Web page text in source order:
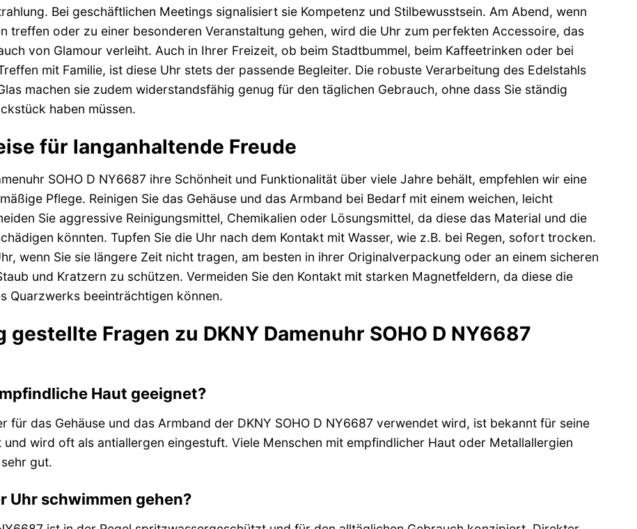
Bei geschäftlichen Meetings signalisiert sie Kompetenz und Stilbewusstsein. Am Abend, wenn
treffen oder zu einer besonderen Veranstaltung gehen, wird die Uhr zum perfekten Accessoire, das
von Glamour verleiht. Auch in Ihrer Freizeit, ob beim Stadtbummel, beim Kaffeetrinken oder bei
mit Familie, ist diese Uhr stets der passende Begleiter. Die robuste Verarbeitung des Edelstahls
machen sie zudem widerstandsfähig genug für den täglichen Gebrauch, ohne dass Sie ständig
haben müssen.
für langanhaltende Freude
SOHO D NY6687 ihre Schönheit und Funktionalität über viele Jahre behält, empfehlen wir eine
Pflege. Reinigen Sie das Gehäuse und das Armband bei Bedarf mit einem weichen, leicht
Sie aggressive Reinigungsmittel, Chemikalien oder Lösungsmittel, da diese das Material und die
könnten. Tupfen Sie die Uhr nach dem Kontakt mit Wasser, wie z.B. bei Regen, sofort trocken.
wenn Sie sie längere Zeit nicht tragen, am besten in ihrer Originalverpackung oder an einem sicheren
und Kratzern zu schützen. Vermeiden Sie den Kontakt mit starken Magnetfeldern, da diese die
Quarzwerks beeinträchtigen können.
gestellte Fragen zu DKNY Damenuhr SOHO D NY6687
Haut geeignet?
für das Gehäuse und das Armband der DKNY SOHO D NY6687 verwendet wird, ist bekannt für seine
wird oft als antiallergen eingestuft. Viele Menschen mit empfindlicher Haut oder Metallallergien
gut.
Uhr schwimmen gehen?